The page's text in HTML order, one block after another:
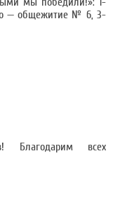
— общежитие № 6, 3-
Благодарим всех